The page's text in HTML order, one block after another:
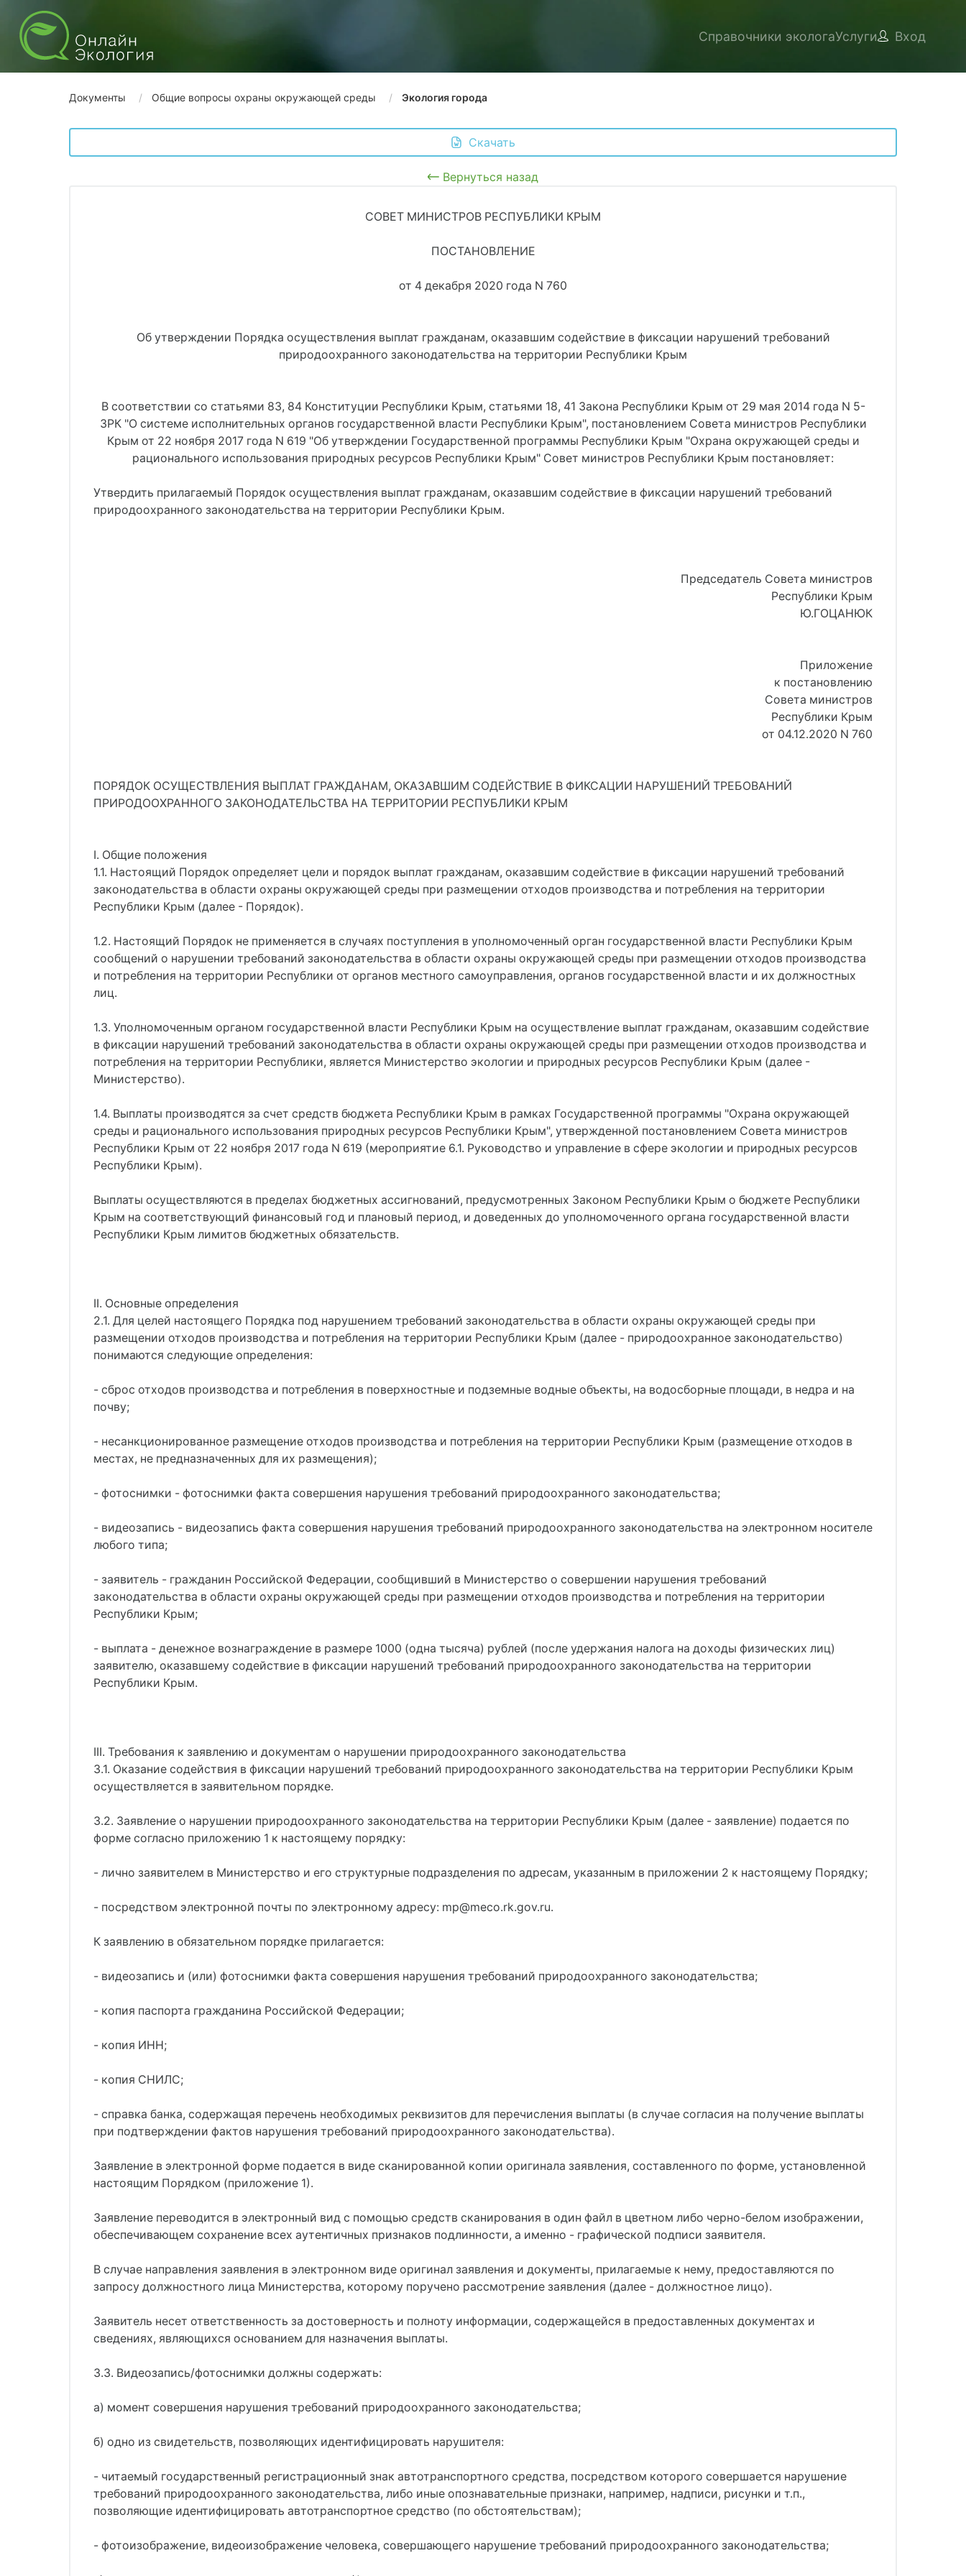
Справочники экологаУслуги Вход
Документы Общие вопросы охраны окружающей среды Экология города
Скачать
Вернуться назад
СОВЕТ МИНИСТРОВ РЕСПУБЛИКИ КРЫМ
ПОСТАНОВЛЕНИЕ
от 4 декабря 2020 года N 760
Об утверждении Порядка осуществления выплат гражданам, оказавшим содействие в фиксации нарушений требований
природоохранного законодательства на территории Республики Крым
В соответствии со статьями 83, 84 Конституции Республики Крым, статьями 18, 41 Закона Республики Крым от 29 мая 2014 года N 5-
ЗРК "О системе исполнительных органов государственной власти Республики Крым", постановлением Совета министров Республики
Крым от 22 ноября 2017 года N 619 "Об утверждении Государственной программы Республики Крым "Охрана окружающей среды и
рационального использования природных ресурсов Республики Крым" Совет министров Республики Крым постановляет:
Утвердить прилагаемый Порядок осуществления выплат гражданам, оказавшим содействие в фиксации нарушений требований
природоохранного законодательства на территории Республики Крым.
Председатель Совета министров
Республики Крым
Ю.ГОЦАНЮК
Приложение
к постановлению
Совета министров
Республики Крым
от 04.12.2020 N 760
ПОРЯДОК ОСУЩЕСТВЛЕНИЯ ВЫПЛАТ ГРАЖДАНАМ, ОКАЗАВШИМ СОДЕЙСТВИЕ В ФИКСАЦИИ НАРУШЕНИЙ ТРЕБОВАНИЙ
ПРИРОДООХРАННОГО ЗАКОНОДАТЕЛЬСТВА НА ТЕРРИТОРИИ РЕСПУБЛИКИ КРЫМ
I. Общие положения
1.1. Настоящий Порядок определяет цели и порядок выплат гражданам, оказавшим содействие в фиксации нарушений требований
законодательства в области охраны окружающей среды при размещении отходов производства и потребления на территории
Республики Крым (далее - Порядок).
1.2. Настоящий Порядок не применяется в случаях поступления в уполномоченный орган государственной власти Республики Крым
сообщений о нарушении требований законодательства в области охраны окружающей среды при размещении отходов производства
и потребления на территории Республики от органов местного самоуправления, органов государственной власти и их должностных
лиц.
1.3. Уполномоченным органом государственной власти Республики Крым на осуществление выплат гражданам, оказавшим содействие
в фиксации нарушений требований законодательства в области охраны окружающей среды при размещении отходов производства и
потребления на территории Республики, является Министерство экологии и природных ресурсов Республики Крым (далее -
Министерство).
1.4. Выплаты производятся за счет средств бюджета Республики Крым в рамках Государственной программы "Охрана окружающей
среды и рационального использования природных ресурсов Республики Крым", утвержденной постановлением Совета министров
Республики Крым от 22 ноября 2017 года N 619 (мероприятие 6.1. Руководство и управление в сфере экологии и природных ресурсов
Республики Крым).
Выплаты осуществляются в пределах бюджетных ассигнований, предусмотренных Законом Республики Крым о бюджете Республики
Крым на соответствующий финансовый год и плановый период, и доведенных до уполномоченного органа государственной власти
Республики Крым лимитов бюджетных обязательств.
II. Основные определения
2.1. Для целей настоящего Порядка под нарушением требований законодательства в области охраны окружающей среды при
размещении отходов производства и потребления на территории Республики Крым (далее - природоохранное законодательство)
понимаются следующие определения:
- сброс отходов производства и потребления в поверхностные и подземные водные объекты, на водосборные площади, в недра и на
почву;
- несанкционированное размещение отходов производства и потребления на территории Республики Крым (размещение отходов в
местах, не предназначенных для их размещения);
- фотоснимки - фотоснимки факта совершения нарушения требований природоохранного законодательства;
- видеозапись - видеозапись факта совершения нарушения требований природоохранного законодательства на электронном носителе
любого типа;
- заявитель - гражданин Российской Федерации, сообщивший в Министерство о совершении нарушения требований
законодательства в области охраны окружающей среды при размещении отходов производства и потребления на территории
Республики Крым;
- выплата - денежное вознаграждение в размере 1000 (одна тысяча) рублей (после удержания налога на доходы физических лиц)
заявителю, оказавшему содействие в фиксации нарушений требований природоохранного законодательства на территории
Республики Крым.
III. Требования к заявлению и документам о нарушении природоохранного законодательства
3.1. Оказание содействия в фиксации нарушений требований природоохранного законодательства на территории Республики Крым
осуществляется в заявительном порядке.
3.2. Заявление о нарушении природоохранного законодательства на территории Республики Крым (далее - заявление) подается по
форме согласно приложению 1 к настоящему порядку:
- лично заявителем в Министерство и его структурные подразделения по адресам, указанным в приложении 2 к настоящему Порядку;
- посредством электронной почты по электронному адресу: mp@meco.rk.gov.ru.
К заявлению в обязательном порядке прилагается:
- видеозапись и (или) фотоснимки факта совершения нарушения требований природоохранного законодательства;
- копия паспорта гражданина Российской Федерации;
- копия ИНН;
- копия СНИЛС;
- справка банка, содержащая перечень необходимых реквизитов для перечисления выплаты (в случае согласия на получение выплаты
при подтверждении фактов нарушения требований природоохранного законодательства).
Заявление в электронной форме подается в виде сканированной копии оригинала заявления, составленного по форме, установленной
настоящим Порядком (приложение 1).
Заявление переводится в электронный вид с помощью средств сканирования в один файл в цветном либо черно-белом изображении,
обеспечивающем сохранение всех аутентичных признаков подлинности, а именно - графической подписи заявителя.
В случае направления заявления в электронном виде оригинал заявления и документы, прилагаемые к нему, предоставляются по
запросу должностного лица Министерства, которому поручено рассмотрение заявления (далее - должностное лицо).
Заявитель несет ответственность за достоверность и полноту информации, содержащейся в предоставленных документах и
сведениях, являющихся основанием для назначения выплаты.
3.3. Видеозапись/фотоснимки должны содержать:
а) момент совершения нарушения требований природоохранного законодательства;
б) одно из свидетельств, позволяющих идентифицировать нарушителя:
- читаемый государственный регистрационный знак автотранспортного средства, посредством которого совершается нарушение
требований природоохранного законодательства, либо иные опознавательные признаки, например, надписи, рисунки и т.п.,
позволяющие идентифицировать автотранспортное средство (по обстоятельствам);
- фотоизображение, видеоизображение человека, совершающего нарушение требований природоохранного законодательства;